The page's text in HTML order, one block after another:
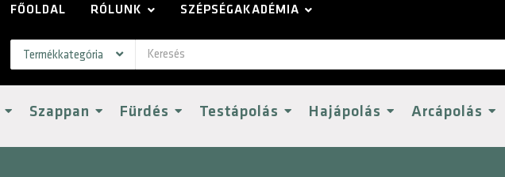
FŐOLDAL RÓLUNK SZÉPSÉGAKADÉMIA
Szappan Fürdés Testápolás Hajápolás Arcápolás